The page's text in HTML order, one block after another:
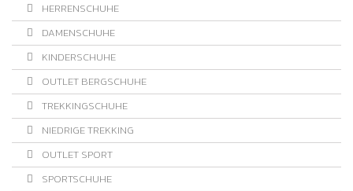
HERRENSCHUHE
DAMENSCHUHE
KINDERSCHUHE
OUTLET BERGSCHUHE
TREKKINGSCHUHE
NIEDRIGE TREKKING
OUTLET SPORT
SPORTSCHUHE